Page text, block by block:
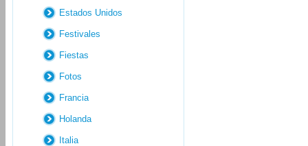
Estados Unidos
Festivales
Fiestas
Fotos
Francia
Holanda
Italia